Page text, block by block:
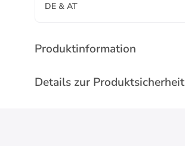
DE & AT
Produktinformation
Details zur Produktsicherheit